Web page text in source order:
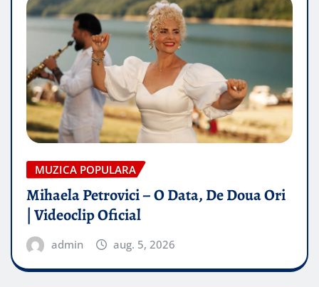
MUZICA POPULARA
Mihaela Petrovici – O Data, De Doua Ori
| Videoclip Oficial
admin aug. 5, 2026